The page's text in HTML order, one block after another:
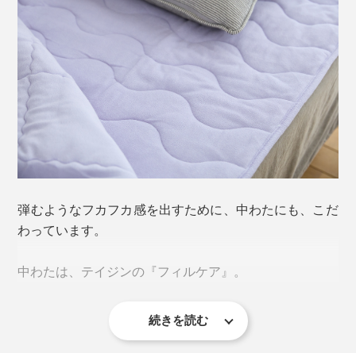
従来のパイル地のケットといえば、いわゆるタオルのよ
使っているうちに、パイルが寝てしまったり、固まって
弾むようなフカフカ感を出すために、中わたにも、こだ
わっています。
中わたは、テイジンの『フィルケア』。
「3孔中空構造」の繊維を、らせん状に仕立てた糸でつ
続きを読む